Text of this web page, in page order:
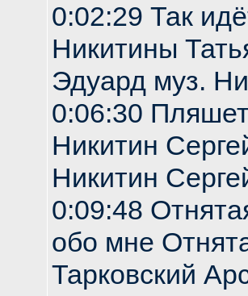
0:02:29 Так
Никитины
Эдуард муз.
0:06:30
Никитин
Никитин
0:09:48
обо мне
Тарковский